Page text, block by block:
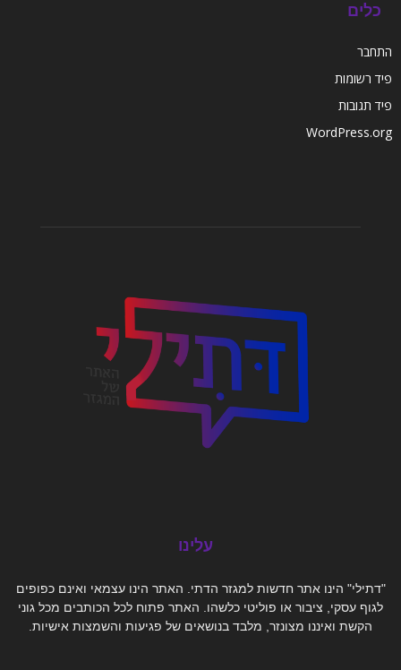
כלים
התחבר
פיד רשומות
פיד תגובות
WordPress.org
עלינו
"דתילי" הינו אתר חדשות למגזר הדתי. האתר הינו עצמאי ואינם כפופים
לגוף עסקי, ציבור או פוליטי כלשהו. האתר פתוח לכל הכותבים מכל גוני
הקשת ואיננו מצונזר, מלבד בנושאים של פגיעות והשמצות אישיות.